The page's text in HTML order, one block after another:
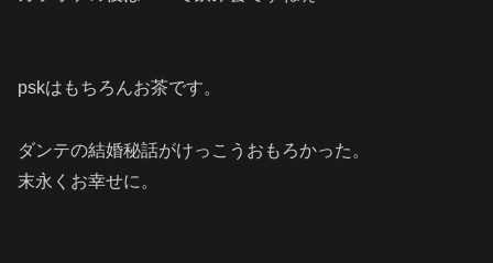
pskはもちろんお茶です。
ダンテの結婚秘話がけっこうおもろかった。
末永くお幸せに。